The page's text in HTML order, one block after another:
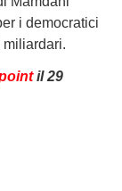
i democratici
miliardari.
il 29